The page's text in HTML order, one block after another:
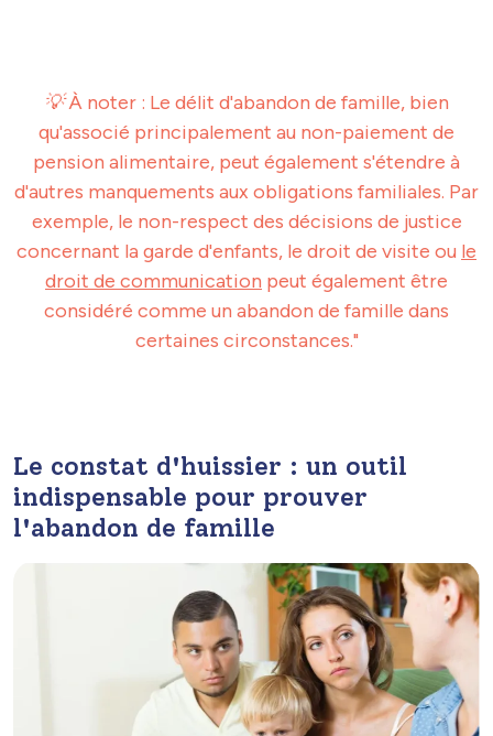
💡À noter : Le délit d'abandon de famille, bien
qu'associé principalement au non-paiement de
pension alimentaire, peut également s'étendre à
d'autres manquements aux obligations familiales. Par
exemple, le non-respect des décisions de justice
concernant la garde d'enfants, le droit de visite ou le
droit de communication peut également être
considéré comme un abandon de famille dans
certaines circonstances."
Le constat d'huissier : un outil
indispensable pour prouver
l'abandon de famille